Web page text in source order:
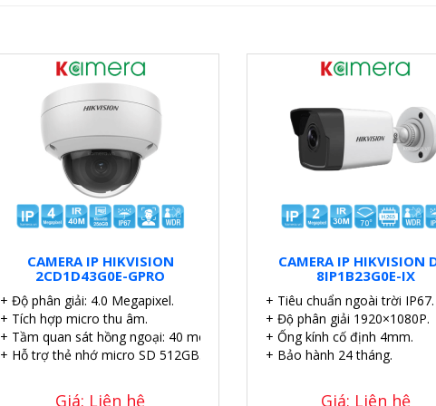
CAMERA IP HIKVISION
2CD1D43G0E-GPRO
+ Độ phân giải: 4.0 Megapixel.
+ Tích hợp micro thu âm.
+ Tầm quan sát hồng ngoại: 40 mét.
+ Hỗ trợ thẻ nhớ micro SD 512GB.
Giá: Liên hệ
CAMERA IP HIKVISION
8IP1B23G0E-IX
+ Tiêu chuẩn ngoài trời IP67.
+ Độ phân giải 1920×1080P.
+ Ống kính cố định 4mm.
+ Bảo hành 24 tháng.
Giá: Liên hệ